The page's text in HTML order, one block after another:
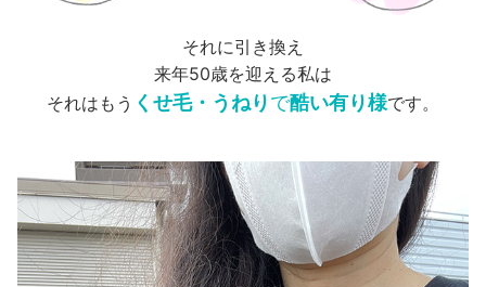
それに引き換え
来年50歳を迎える私は
それはもう くせ毛・うねりで酷い有り様です。